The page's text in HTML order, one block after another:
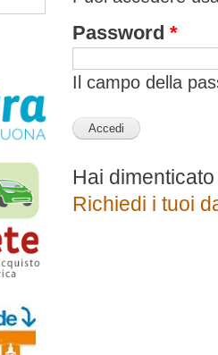
Password *
Il campo della
Hai
Richiedi i tuoi